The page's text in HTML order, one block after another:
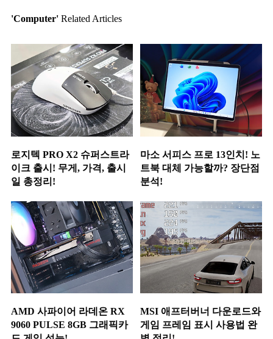
'Computer' Related Articles
로지텍 PRO X2 슈퍼스트라
이크 출시! 무게, 가격, 출시
일 총정리!
마소 서피스 프로 13인치! 노
트북 대체 가능할까? 장단점
분석!
AMD 사파이어 라데온 RX
9060 PULSE 8GB 그래픽카
MSI 애프터버너 다운로드와
게임 프레임 표시 사용법 완